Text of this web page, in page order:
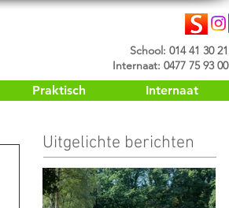
School: 014 41 30 21
Internaat: 0477 75 93 00
Praktisch Internaat
Uitgelichte berichten